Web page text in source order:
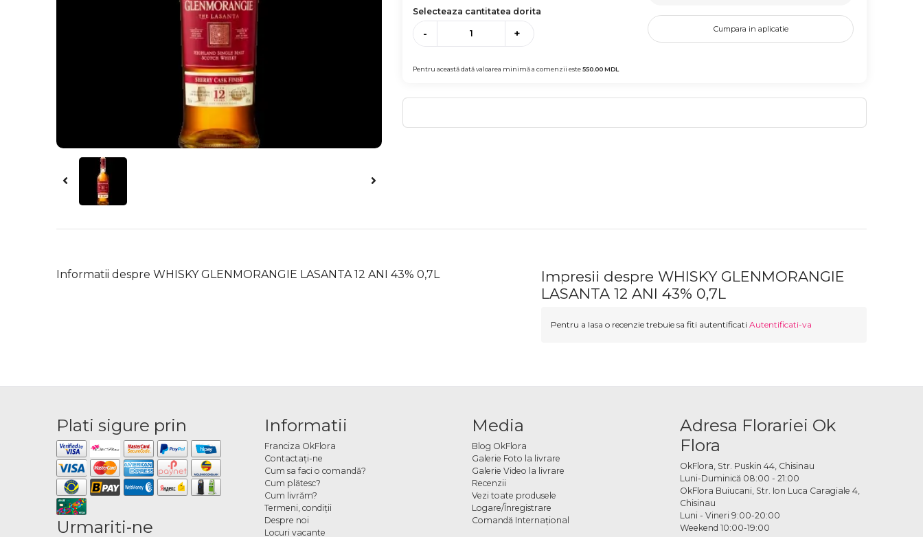
Selecteaza cantitatea dorita
- +
Pentru această dată valoarea minimă a comenzii este550.00MDL
Cumpara in aplicatie
Informatii despre WHISKY GLENMORANGIE LASANTA 12 ANI 43% 0,7L
Impresii despre WHISKY GLENMORANGIE
LASANTA 12 ANI 43% 0,7L
Pentru a lasa o recenzie trebuie sa fiti autentificati Autentificati-va
Plati sigure prin
Urmariti-ne
Informatii
Franciza OkFlora
Contactaţi-ne
Cum sa faci o comandă?
Cum plătesc?
Cum livrăm?
Termeni, condiţii
Despre noi
Locuri vacante
Media
Blog OkFlora
Galerie Foto la livrare
Galerie Video la livrare
Recenzii
Vezi toate produsele
Logare/Înregistrare
Comandă Internațional
Adresa Florariei Ok
Flora
OkFlora, Str. Puskin 44, Chisinau
Luni-Duminică 08:00 - 21:00
OkFlora Buiucani, Str. Ion Luca Caragiale 4,
Chisinau
Luni - Vineri 9:00-20:00
Weekend 10:00-19:00